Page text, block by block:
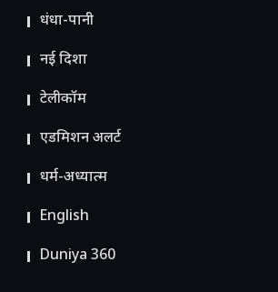
धंधा-पानी
नई दिशा
टेलीकॉम
ए​डमिशन अलर्ट
धर्म-अध्यात्म
English
Duniya 360